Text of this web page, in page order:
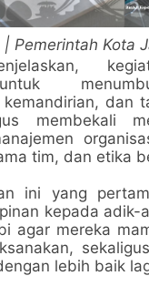
Pemerintah Kota
kemandirian, dan
membekali
tim, dan etika
ini yang
kepada adik-
agar mereka
lebih baik